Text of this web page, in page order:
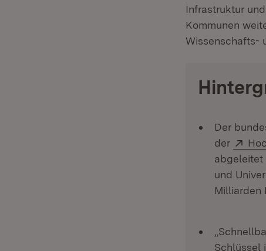
Infrastruktur
Kommunen
Wissenschafts-
Der
der
abgeleitet
und
Milliarden
Schlüssel